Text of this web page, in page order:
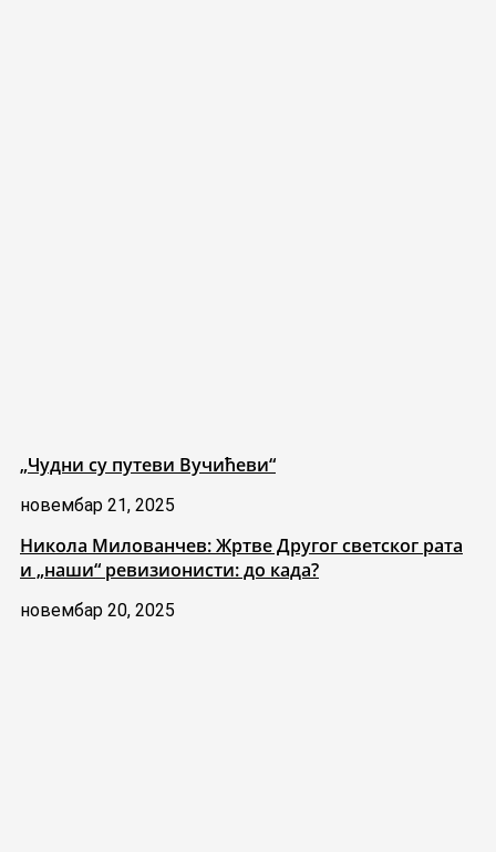
„Чудни су путеви Вучићеви“
новембар 21, 2025
Никола Милованчев: Жртве Другог светског рата
и „наши“ ревизионисти: до када?
новембар 20, 2025